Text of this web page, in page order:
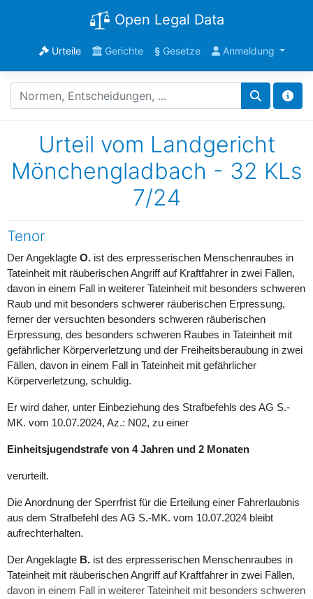
Open Legal Data
Urteile Gerichte §Gesetze Anmeldung
Urteil vom Landgericht
Mönchengladbach - 32 KLs
7/24
Tenor
Der Angeklagte O. ist des erpresserischen Menschenraubes in
Tateinheit mit räuberischen Angriff auf Kraftfahrer in zwei Fällen,
davon in einem Fall in weiterer Tateinheit mit besonders schweren
Raub und mit besonders schwerer räuberischen Erpressung,
ferner der versuchten besonders schweren räuberischen
Erpressung, des besonders schweren Raubes in Tateinheit mit
gefährlicher Körperverletzung und der Freiheitsberaubung in zwei
Fällen, davon in einem Fall in Tateinheit mit gefährlicher
Körperverletzung, schuldig.
Er wird daher, unter Einbeziehung des Strafbefehls des AG S.-
MK. vom 10.07.2024, Az.: N02, zu einer
Einheitsjugendstrafe von 4 Jahren und 2 Monaten
verurteilt.
Die Anordnung der Sperrfrist für die Erteilung einer Fahrerlaubnis
aus dem Strafbefehl des AG S.-MK. vom 10.07.2024 bleibt
aufrechterhalten.
Der Angeklagte B. ist des erpresserischen Menschenraubes in
Tateinheit mit räuberischen Angriff auf Kraftfahrer in zwei Fällen,
davon in einem Fall in weiterer Tateinheit mit besonders schweren